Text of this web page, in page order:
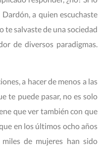
a quien escuchaste
te salvaste de una sociedad
de diversos paradigmas.
a hacer de menos a las
te puede pasar, no es solo
que ver también con que
en los últimos ocho años
de mujeres han sido